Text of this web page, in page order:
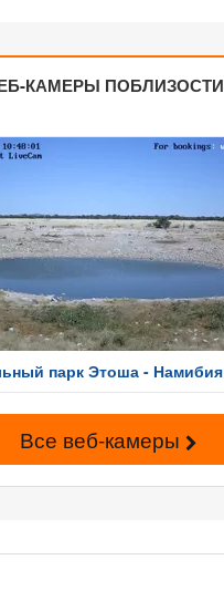
КАМЕРЫ ПОБЛИЗОСТИ
парк Этоша - Намибия
Все веб-камеры